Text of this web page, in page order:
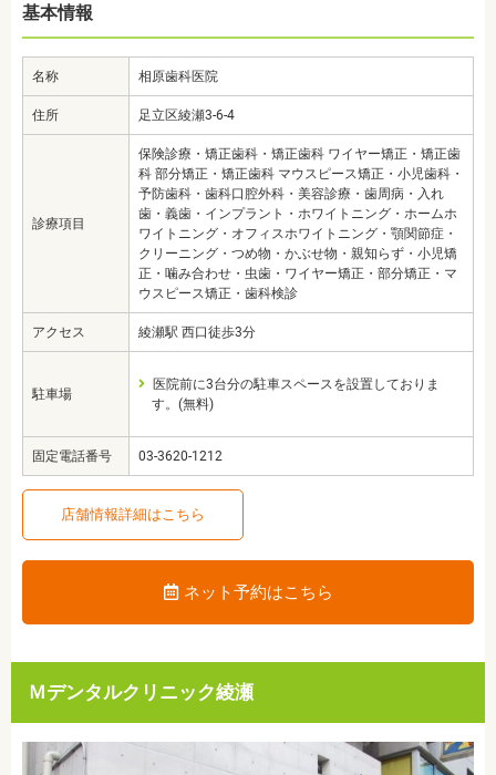
基本情報
名称 相原歯科医院
住所 足立区綾瀬3-6-4
診療項目
保険診療・矯正歯科・矯正歯科 ワイヤー矯正・矯正歯
科 部分矯正・矯正歯科 マウスピース矯正・小児歯科・
予防歯科・歯科口腔外科・美容診療・歯周病・入れ
歯・義歯・インプラント・ホワイトニング・ホームホ
ワイトニング・オフィスホワイトニング・顎関節症・
クリーニング・つめ物・かぶせ物・親知らず・小児矯
正・噛み合わせ・虫歯・ワイヤー矯正・部分矯正・マ
ウスピース矯正・歯科検診
アクセス 綾瀬駅 西口徒歩3分
駐車場
医院前に3台分の駐車スペースを設置しておりま
す。(無料)
固定電話番号 03-3620-1212
店舗情報詳細はこちら
ネット予約はこちら
Ｍデンタルクリニック綾瀬